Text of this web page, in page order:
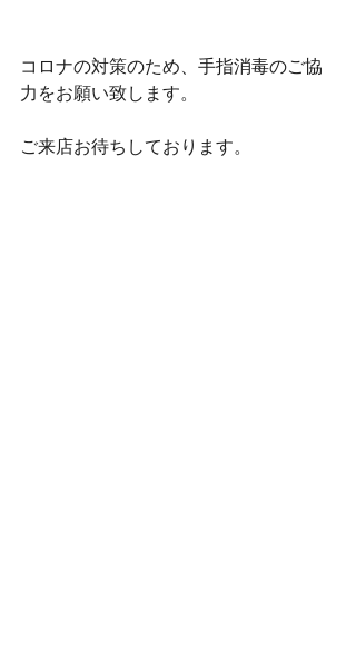
コロナの対策のため、手指消毒のご協
力をお願い致します。
ご来店お待ちしております。